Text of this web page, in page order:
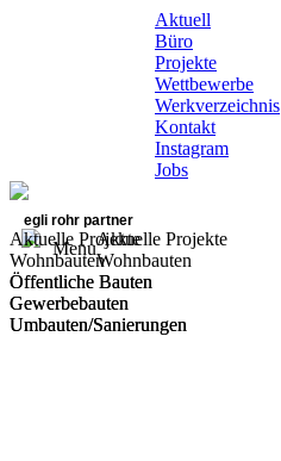
Aktuell
Büro
Projekte
Wettbewerbe
Werkverzeichnis
Kontakt
Instagram
Jobs
egli rohr partner
Menu
Aktuelle Projekte
Wohnbauten
Öffentliche Bauten
Gewerbebauten
Umbauten/Sanierungen
Aktuelle Projekte
Wohnbauten
Öffentliche Bauten
Gewerbebauten
Umbauten/Sanierungen